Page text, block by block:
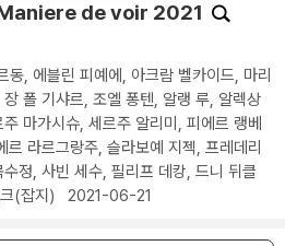
Maniere de voir 2021
동, 에블린 피예에 , 아크람 벨카이드, 마리
장 폴 기샤르, 조엘 퐁텐, 알랭 루, 알렉상
주 마가시슈, 세르주 알리미 , 피에르 랭베
르 라르그랑주, 슬라보예 지젝, 프레데리
수정, 사빈 세수, 필리프 데캉, 드니 뒤클
(잡지) 2021-06-21